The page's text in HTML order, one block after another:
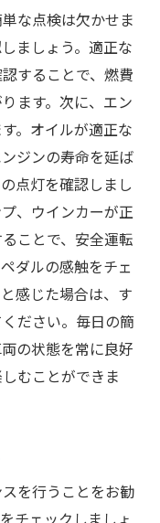
な点検は欠かせま
ましょう。適正な
することで、燃費
ます。次に、エン
。オイルが適正な
ジンの寿命を延ば
点灯を確認しまし
、ウインカーが正
ことで、安全運転
ダルの感触をチェ
感じた場合は、す
ださい。毎日の簡
の状態を常に良好
むことができま
を行うことをお勧
チェックしましょ